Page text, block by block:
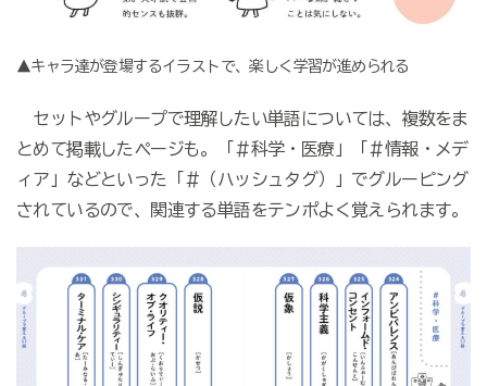
▲キャラ達が登場するイラストで、楽しく学習が進められる
セットやグループで理解したい単語については、複数をま
とめて掲載したページも。「＃科学・医療」「＃情報・メデ
ィア」などといった「＃（ハッシュタグ）」でグルーピング
されているので、関連する単語をテンポよく覚えられます。